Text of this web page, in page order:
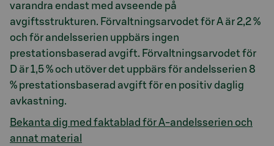
varandra endast med avseende på
avgiftsstrukturen. Förvaltningsarvodet för A är 2,2 %
och för andelsserien uppbärs ingen
prestationsbaserad avgift. Förvaltningsarvodet för
D är 1,5 % och utöver det uppbärs för andelsserien 8
% prestationsbaserad avgift för en positiv daglig
avkastning.
Bekanta dig med faktablad för A-andelsserien och
annat material